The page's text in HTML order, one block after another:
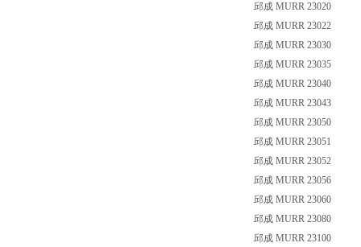
邱成 MURR 23020
邱成 MURR 23022
邱成 MURR 23030
邱成 MURR 23035
邱成 MURR 23040
邱成 MURR 23043
邱成 MURR 23050
邱成 MURR 23051
邱成 MURR 23052
邱成 MURR 23056
邱成 MURR 23060
邱成 MURR 23080
邱成 MURR 23100